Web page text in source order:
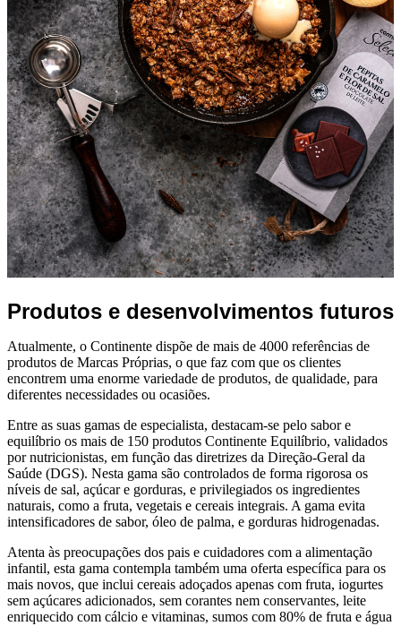
Produtos e desenvolvimentos futuros
Atualmente, o Continente dispõe de mais de 4000 referências de
produtos de Marcas Próprias, o que faz com que os clientes
encontrem uma enorme variedade de produtos, de qualidade, para
diferentes necessidades ou ocasiões.
Entre as suas gamas de especialista, destacam-se pelo sabor e
equilíbrio os mais de 150 produtos Continente Equilíbrio, validados
por nutricionistas, em função das diretrizes da Direção-Geral da
Saúde (DGS). Nesta gama são controlados de forma rigorosa os
níveis de sal, açúcar e gorduras, e privilegiados os ingredientes
naturais, como a fruta, vegetais e cereais integrais. A gama evita
intensificadores de sabor, óleo de palma, e gorduras hidrogenadas.
Atenta às preocupações dos pais e cuidadores com a alimentação
infantil, esta gama contempla também uma oferta específica para os
mais novos, que inclui cereais adoçados apenas com fruta, iogurtes
sem açúcares adicionados, sem corantes nem conservantes, leite
enriquecido com cálcio e vitaminas, sumos com 80% de fruta e água